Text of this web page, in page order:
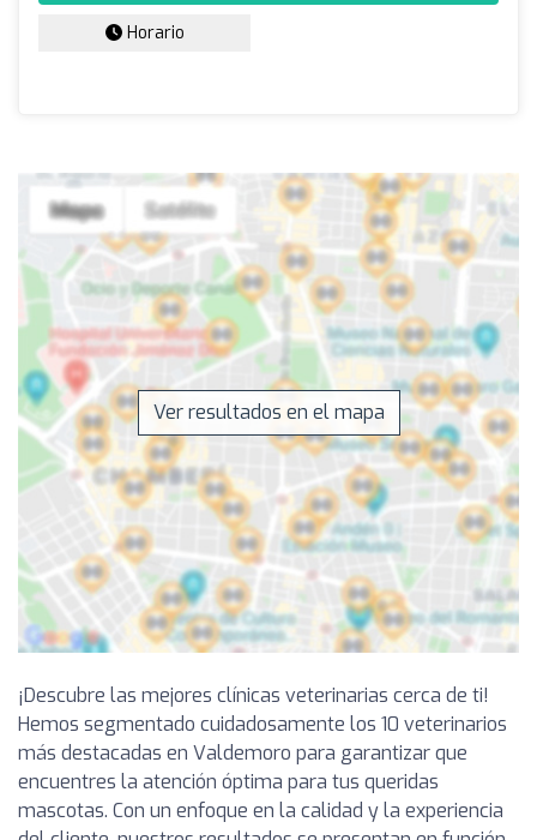
Horario
Ver resultados en el mapa
¡Descubre las mejores clínicas veterinarias cerca de ti!
Hemos segmentado cuidadosamente los 10 veterinarios
más destacadas en Valdemoro para garantizar que
encuentres la atención óptima para tus queridas
mascotas. Con un enfoque en la calidad y la experiencia